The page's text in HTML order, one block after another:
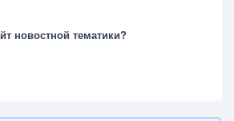
новостной тематики?